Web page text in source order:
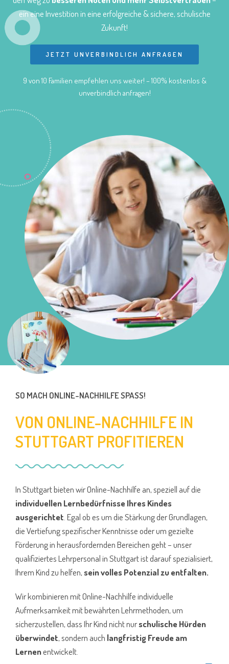
ein eine Investition in eine erfolgreiche & sichere, schulische
Zukunft!
JETZT UNVERBINDLICH ANFRAGEN
9 von 10 Familien empfehlen uns weiter! – 100% kostenlos &
unverbindlich anfragen!
SO MACH ONLINE-NACHHILFE SPASS!
VON ONLINE-NACHHILFE IN
STUTTGART PROFITIEREN
In Stuttgart bieten wir Online-Nachhilfe an, speziell auf die
individuellen Lernbedürfnisse Ihres Kindes
ausgerichtet . Egal ob es um die Stärkung der Grundlagen,
die Vertiefung spezifischer Kenntnisse oder um gezielte
Förderung in herausfordernden Bereichen geht – unser
qualifiziertes Lehrpersonal in Stuttgart ist darauf spezialisiert,
Ihrem Kind zu helfen,sein volles Potenzial zu entfalten.
Wir kombinieren mit Online-Nachhilfe individuelle
Aufmerksamkeit mit bewährten Lehrmethoden, um
sicherzustellen, dass Ihr Kind nicht nurschulische Hürden
überwindet, sondern auch langfristig Freude am
Lernenentwickelt.